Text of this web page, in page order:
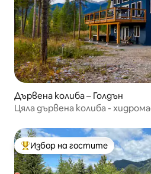
Дървена колиба – Голдън
Цяла дървена колиба -
Най-популярен избор на
Избор на гостите